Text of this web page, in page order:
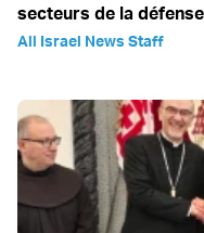
secteurs de la
All Israel News Staff